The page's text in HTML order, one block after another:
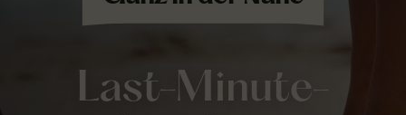
Last-Minute-